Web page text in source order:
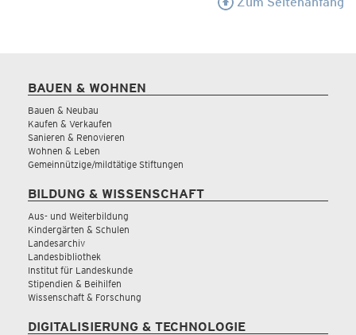
BAUEN & WOHNEN
Bauen & Neubau
Kaufen & Verkaufen
Sanieren & Renovieren
Wohnen & Leben
Gemeinnützige/mildtätige Stiftungen
BILDUNG & WISSENSCHAFT
Aus- und Weiterbildung
Kindergärten & Schulen
Landesarchiv
Landesbibliothek
Institut für Landeskunde
Stipendien & Beihilfen
Wissenschaft & Forschung
DIGITALISIERUNG & TECHNOLOGIE